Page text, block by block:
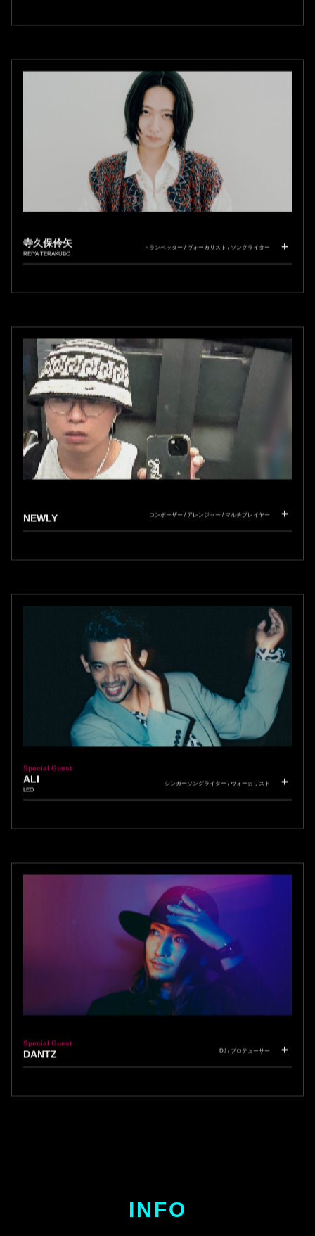
寺久保伶矢
REIYA TERAKUBO
トランペッター / ヴォーカリスト / ソングライター
NEWLY コンポーザー / アレンジャー / マルチプレイヤー
Special Guest
ALI
LEO
シンガーソングライター / ヴォーカリスト
Special Guest
DANTZ DJ / プロデューサー
INFO